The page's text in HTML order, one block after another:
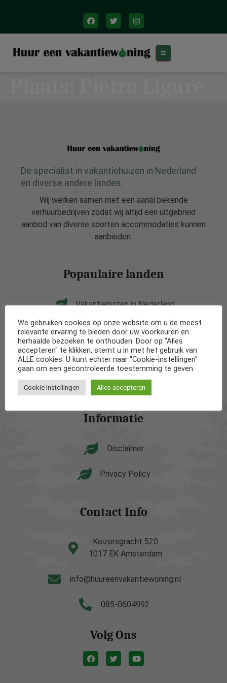
De specialist in vakantiehuizen in Nederland
en diverse andere landen.
Wij werken samen met een aanal bekende
verhuurbedrijven zodat wij altijd een uitgebreid
aanbod van diverse soorten accommodaties kunnen
aanbieden.
Popaulaire landen
Vakantiehuizen in Nederland
Vakantiehuizen in België
Vakantiehuizen in Frankrijk
Vakantiehuizen in Spanje
Informatie
Disclaimer
Privacy Policy
Contact Info
Keizersgracht 520
1017 EK Amsterdam
info@huureenvakantiewoning.nl
085-0604992
Volg Ons
We gebruiken cookies op onze website om u de meest
relevante ervaring te bieden door uw voorkeuren en
herhaalde bezoeken te onthouden. Door op "Alles
accepteren" te klikken, stemt u in met het gebruik van
ALLE cookies. U kunt echter naar "Cookie-instellingen"
gaan om een gecontroleerde toestemming te geven.
Cookie Instellingen Alles accepteren